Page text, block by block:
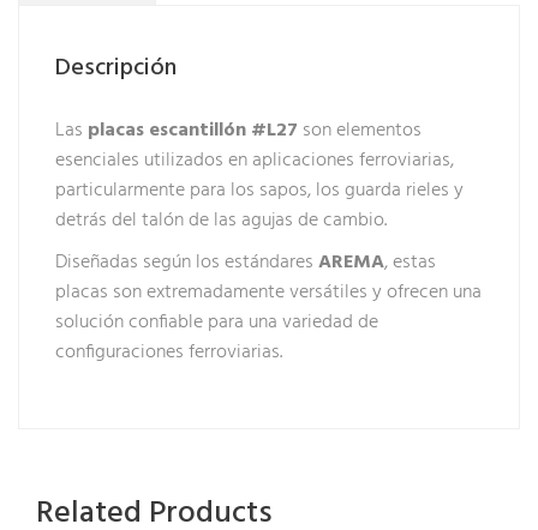
Descripción
Las placas escantillón #L27 son elementos
esenciales utilizados en aplicaciones ferroviarias,
particularmente para los sapos, los guarda rieles y
detrás del talón de las agujas de cambio.
Diseñadas según los estándaresAREMA, estas
placas son extremadamente versátiles y ofrecen una
solución confiable para una variedad de
configuraciones ferroviarias.
Related Products